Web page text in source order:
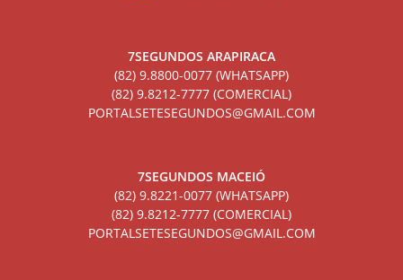
7SEGUNDOS ARAPIRACA
(82) 9.8800-0077 (WHATSAPP)
(82) 9.8212-7777 (COMERCIAL)
PORTALSETESEGUNDOS@GMAIL.COM
7SEGUNDOS MACEIÓ
(82) 9.8221-0077 (WHATSAPP)
(82) 9.8212-7777 (COMERCIAL)
PORTALSETESEGUNDOS@GMAIL.COM